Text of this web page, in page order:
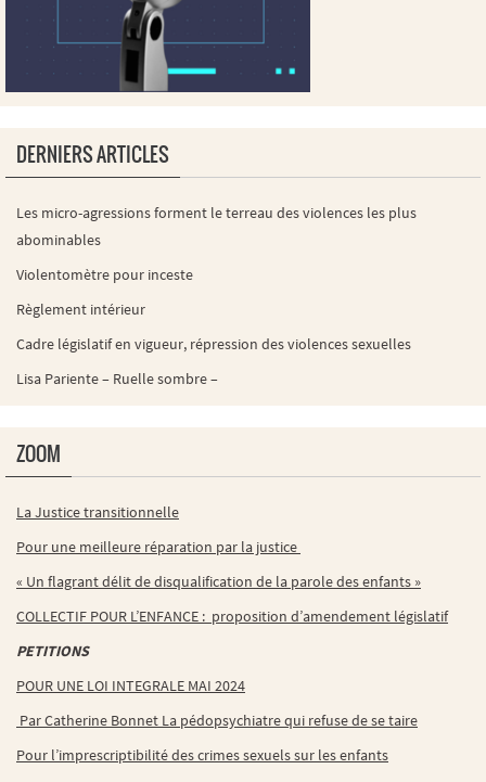
DERNIERS ARTICLES
Les micro-agressions forment le terreau des violences les plus
abominables
Violentomètre pour inceste
Règlement intérieur
Cadre législatif en vigueur, répression des violences sexuelles
Lisa Pariente – Ruelle sombre –
ZOOM
La Justice transitionnelle
Pour une meilleure réparation par la justice
« Un flagrant délit de disqualification de la parole des enfants »
COLLECTIF POUR L’ENFANCE : proposition d’amendement législatif
PETITIONS
POUR UNE LOI INTEGRALE MAI 2024
Par Catherine Bonnet La pédopsychiatre qui refuse de se taire
Pour l’imprescriptibilité des crimes sexuels sur les enfants